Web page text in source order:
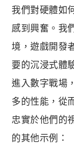
我們對硬體如
感到興奮。我
境，遊戲開發
要的沉浸式體
進入數字戰場
多的性能，從
忠實於他們的
的其他示例：